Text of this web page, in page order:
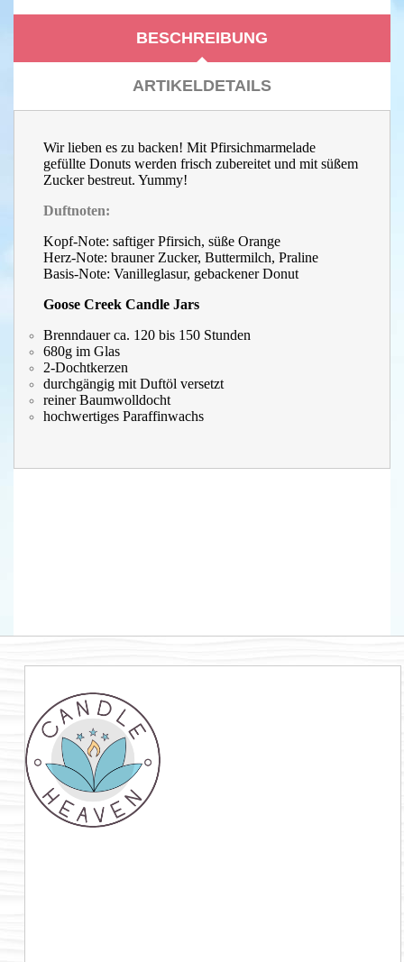
BESCHREIBUNG
ARTIKELDETAILS
Wir lieben es zu backen! Mit Pfirsichmarmelade
gefüllte Donuts werden frisch zubereitet und mit süßem
Zucker bestreut. Yummy!
Duftnoten:
Kopf-Note: saftiger Pfirsich, süße Orange
Herz-Note: brauner Zucker, Buttermilch, Praline
Basis-Note: Vanilleglasur, gebackener Donut
Goose Creek Candle Jars
Brenndauer ca. 120 bis 150 Stunden
680g im Glas
2-Dochtkerzen
durchgängig mit Duftöl versetzt
reiner Baumwolldocht
hochwertiges Paraffinwachs